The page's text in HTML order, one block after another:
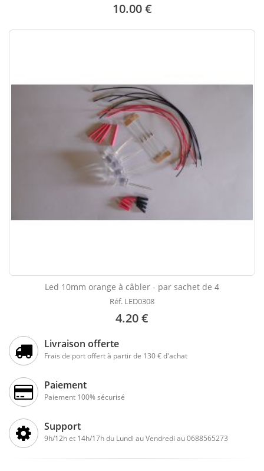
10.00 €
Led 10mm orange à câbler - par sachet de 4
Réf. LED0308
4.20 €
Livraison offerte
Frais de port offert à partir de 130 € d'achat
Paiement
Paiement 100% sécurisé
Support
9h/12h et 14h/17h du Lundi au Vendredi au 0688565273